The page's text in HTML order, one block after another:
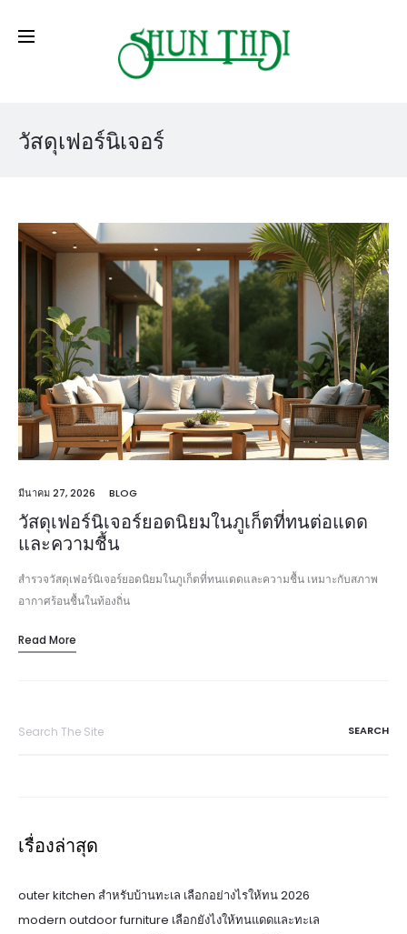
วัสดุเฟอร์นิเจอร์
มีนาคม 27, 2026 BLOG
วัสดุเฟอร์นิเจอร์ยอดนิยมในภูเก็ตที่ทนต่อแดด
และความชื้น
สำรวจวัสดุเฟอร์นิเจอร์ยอดนิยมในภูเก็ตที่ทนแดดและความชื้น เหมาะกับสภาพ
อากาศร้อนชื้นในท้องถิ่น
Read More
เรื่องล่าสุด
outer kitchen สำหรับบ้านทะเล เลือกอย่างไรให้ทน 2026
modern outdoor furniture เลือกยังไงให้ทนแดดและทะเล